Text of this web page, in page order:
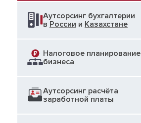
Аутсорсинг бухгалтерии
в России и Казахстане
Налоговое планирование
бизнеса
Аутсорсинг расчёта
заработной платы